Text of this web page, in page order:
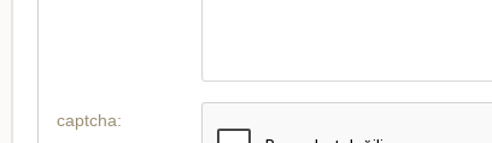
captcha: